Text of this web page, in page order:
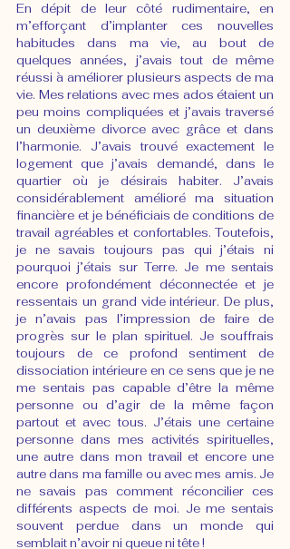
En dépit de leur côté rudimentaire, en
m’efforçant d’implanter ces nouvelles
habitudes dans ma vie, au bout de
quelques années, j’avais tout de même
réussi à améliorer plusieurs aspects de ma
vie. Mes relations avec mes ados étaient un
peu moins compliquées et j’avais traversé
un deuxième divorce avec grâce et dans
l’harmonie. J’avais trouvé exactement le
logement que j’avais demandé, dans le
quartier où je désirais habiter. J’avais
considérablement amélioré ma situation
financière et je bénéficiais de conditions de
travail agréables et confortables. Toutefois,
je ne savais toujours pas qui j’étais ni
pourquoi j’étais sur Terre. Je me sentais
encore profondément déconnectée et je
ressentais un grand vide intérieur. De plus,
je n’avais pas l’impression de faire de
progrès sur le plan spirituel. Je souffrais
toujours de ce profond sentiment de
dissociation intérieure en ce sens que je ne
me sentais pas capable d’être la même
personne ou d’agir de la même façon
partout et avec tous. J’étais une certaine
personne dans mes activités spirituelles,
une autre dans mon travail et encore une
autre dans ma famille ou avec mes amis. Je
ne savais pas comment réconcilier ces
différents aspects de moi. Je me sentais
souvent perdue dans un monde qui
semblait n’avoir ni queue ni tête !